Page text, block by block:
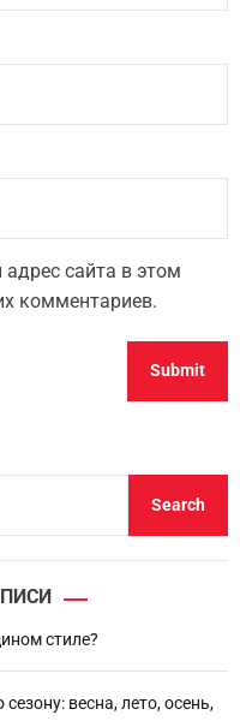
сайта в этом
комментариев.
Search
стиле?
весна, лето, осень,